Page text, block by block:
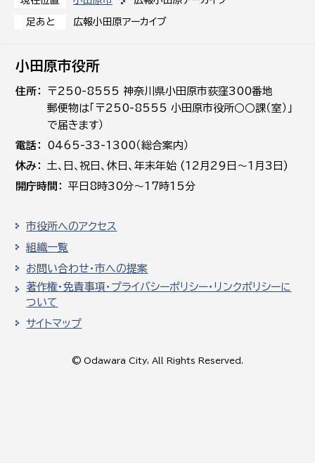
足あと 広報小田原アーカイブ
小田原市役所
住所
〒250-8555 神奈川県小田原市荻窪300番地
郵便物は「〒250-8555 小田原市役所○○課（室）」
で届きます）
電話
0465-33-1300（総合案内）
休み
土､日､祝日、休日、年末年始 (12月29日～1月3日)
開庁時間
平日8時30分～17時15分
市役所へのアクセス
組織一覧
お問い合わせ・市への提案
著作権・免責事項・プライバシーポリシー・リンクポリシーに
ついて
サイトマップ
© Odawara City, All Rights Reserved.